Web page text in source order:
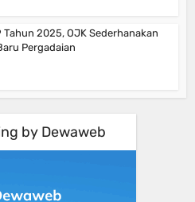
Tahun 2025, OJK Sederhanakan
Pergadaian
by Dewaweb